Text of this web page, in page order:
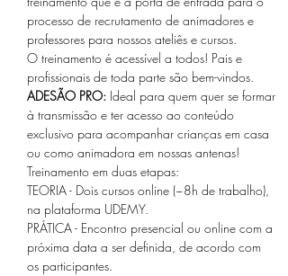
processo de recrutamento de animadores e
professores para nossos ateliês e cursos.
O treinamento é acessível a todos! Pais e
profissionais de toda parte são bem-vindos.
ADESÃO PRO: Ideal para quem quer se formar
à transmissão e ter acesso ao conteúdo
exclusivo para acompanhar crianças em casa
ou como animadora em nossas antenas!
Treinamento em duas etapas:
TEORIA - Dois cursos online (~8h de trabalho),
na plataforma UDEMY.
PRÁTICA - Encontro presencial ou online com a
próxima data a ser definida, de acordo com
os participantes.